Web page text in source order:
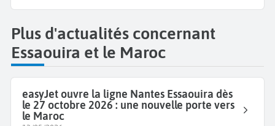
Plus d'actualités concernant
Essaouira et le Maroc
easyJet ouvre la ligne Nantes Essaouira dès
le 27 octobre 2026 : une nouvelle porte vers
le Maroc